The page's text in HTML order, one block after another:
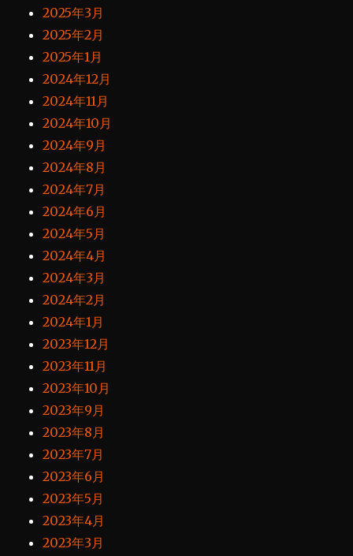
2025年3月
2025年2月
2025年1月
2024年12月
2024年11月
2024年10月
2024年9月
2024年8月
2024年7月
2024年6月
2024年5月
2024年4月
2024年3月
2024年2月
2024年1月
2023年12月
2023年11月
2023年10月
2023年9月
2023年8月
2023年7月
2023年6月
2023年5月
2023年4月
2023年3月